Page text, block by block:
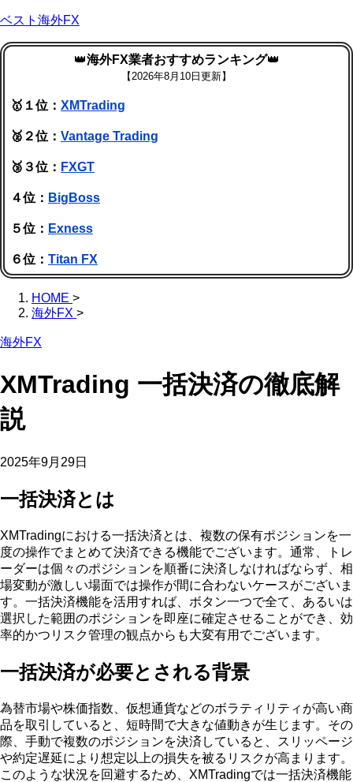
ベスト海外FX
👑海外FX業者おすすめランキング👑
【2026年8月10日更新】
🥇１位： XMTrading
🥈２位： Vantage Trading
🥉３位： FXGT
４位： BigBoss
５位： Exness
６位： Titan FX
HOME >
海外FX >
海外FX
XMTrading 一括決済の徹底解
説
2025年9月29日
一括決済とは
XMTradingにおける一括決済とは、複数の保有ポジションを一
度の操作でまとめて決済できる機能でございます。通常、トレ
ーダーは個々のポジションを順番に決済しなければならず、相
場変動が激しい場面では操作が間に合わないケースがございま
す。一括決済機能を活用すれば、ボタン一つで全て、あるいは
選択した範囲のポジションを即座に確定させることができ、効
率的かつリスク管理の観点からも大変有用でございます。
一括決済が必要とされる背景
為替市場や株価指数、仮想通貨などのボラティリティが高い商
品を取引していると、短時間で大きな値動きが生じます。その
際、手動で複数のポジションを決済していると、スリッページ
や約定遅延により想定以上の損失を被るリスクが高まります。
このような状況を回避するため、XMTradingでは一括決済機能